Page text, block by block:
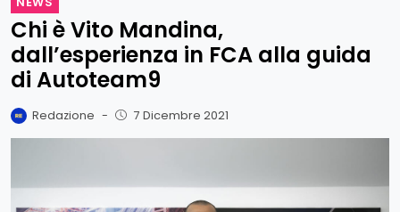
Chi è Vito Mandina,
dall’esperienza in FCA alla guida
di Autoteam9
Redazione - 7 Dicembre 2021